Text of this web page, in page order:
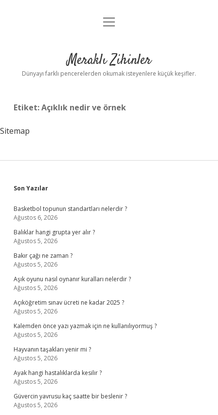
Anasayfa
Yasal Uyarı
menüyü
Meraklı Zihinler
Dünyayı farklı pencerelerden okumak isteyenlere küçük keşifler.
Etiket:Açıklık nedir ve örnek
Sitemap
Sidebar
Son Yazılar
Basketbol topunun standartları nelerdir ?
Ağustos 6, 2026
Balıklar hangi grupta yer alır ?
Ağustos 5, 2026
Bakır çağı ne zaman ?
Ağustos 5, 2026
Aşık oyunu nasıl oynanır kuralları nelerdir ?
Ağustos 5, 2026
Açıköğretim sınav ücreti ne kadar 2025 ?
Ağustos 5, 2026
Kalemden önce yazı yazmak için ne kullanılıyormuş ?
Ağustos 5, 2026
Hayvanın taşakları yenir mi ?
Ağustos 5, 2026
Ayak hangi hastalıklarda kesilir ?
Ağustos 5, 2026
Güvercin yavrusu kaç saatte bir beslenir ?
Ağustos 5, 2026